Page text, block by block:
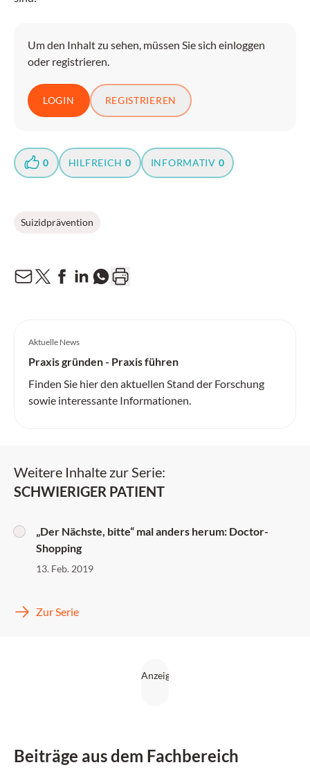
Um den Inhalt zu sehen, müssen Sie sich einloggen
oder registrieren.
LOGIN REGISTRIEREN
0 HILFREICH 0 INFORMATIV 0
Suizidprävention
Aktuelle News
Praxis gründen - Praxis führen
Finden Sie hier den aktuellen Stand der Forschung
sowie interessante Informationen.
Weitere Inhalte zur Serie:
SCHWIERIGER PATIENT
„Der Nächste, bitte“ mal anders herum: Doctor-
Shopping
13. Feb. 2019
Zur Serie
Beiträge aus dem Fachbereich